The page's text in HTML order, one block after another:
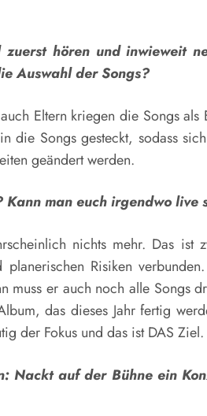
hören und inwieweit
Auswahl der Songs?
Eltern kriegen die Songs
die Songs gesteckt, sodass
geändert werden.
man euch irgendwo live
nichts mehr. Das ist
Risiken
muss er auch noch alle Songs
das dieses Jahr fertig
der Fokus und das ist DAS Ziel.
Nackt auf der Bühne ein